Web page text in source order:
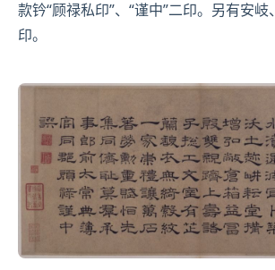
款钤“顾禄私印”、“谨中”二印。另有安岐、
印。